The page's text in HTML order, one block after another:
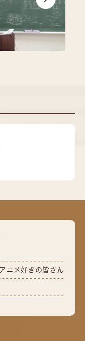
ニメ好きの皆さん